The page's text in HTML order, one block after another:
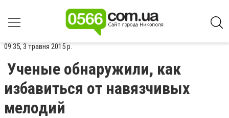
09:35, 3 травня 2015 р.
Ученые обнаружили, как
избавиться от навязчивых
мелодий